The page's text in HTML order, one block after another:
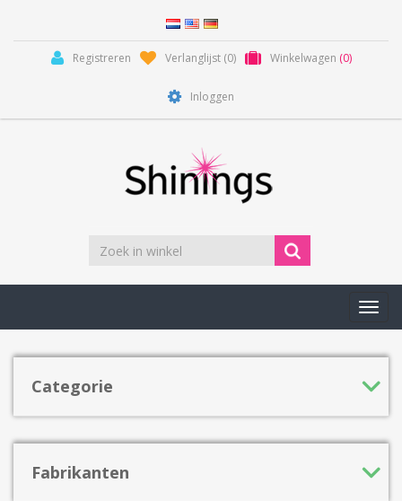
Registreren Verlanglijst (0) Winkelwagen (0)
Inloggen
Categorie
Fabrikanten